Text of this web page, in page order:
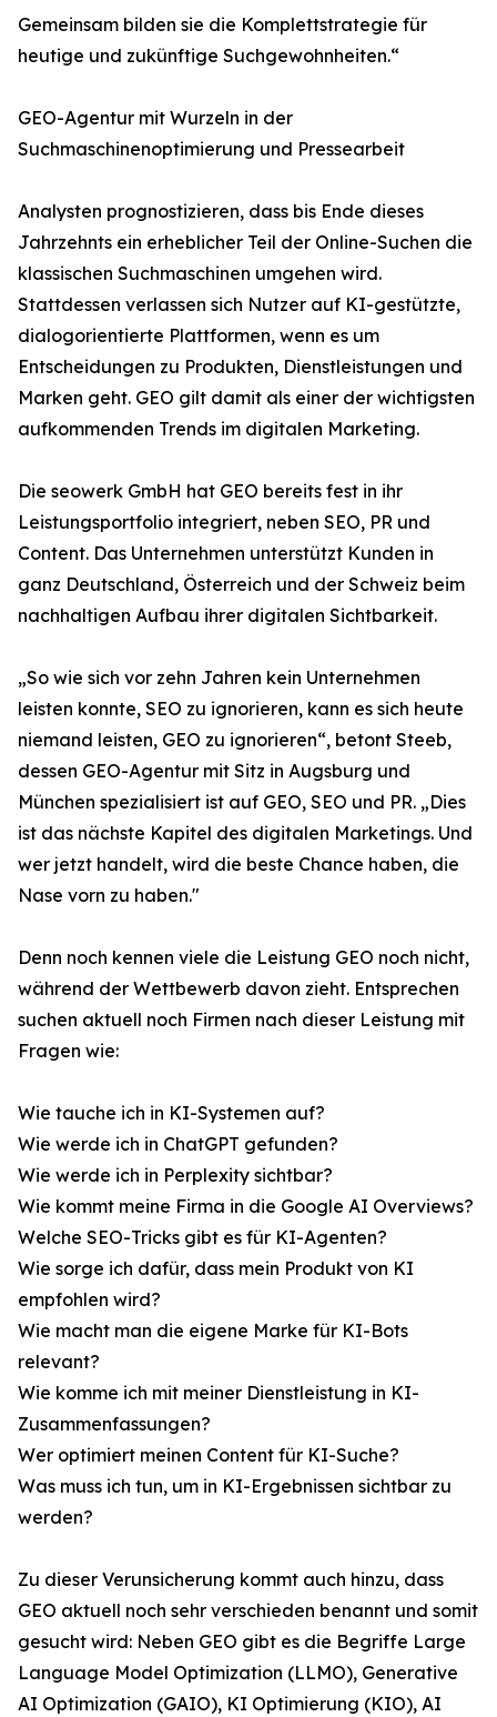
Gemeinsam bilden sie die Komplettstrategie für
heutige und zukünftige Suchgewohnheiten.“
GEO-Agentur mit Wurzeln in der
Suchmaschinenoptimierung und Pressearbeit
Analysten prognostizieren, dass bis Ende dieses
Jahrzehnts ein erheblicher Teil der Online-Suchen die
klassischen Suchmaschinen umgehen wird.
Stattdessen verlassen sich Nutzer auf KI-gestützte,
dialogorientierte Plattformen, wenn es um
Entscheidungen zu Produkten, Dienstleistungen und
Marken geht. GEO gilt damit als einer der wichtigsten
aufkommenden Trends im digitalen Marketing.
Die seowerk GmbH hat GEO bereits fest in ihr
Leistungsportfolio integriert, neben SEO, PR und
Content. Das Unternehmen unterstützt Kunden in
ganz Deutschland, Österreich und der Schweiz beim
nachhaltigen Aufbau ihrer digitalen Sichtbarkeit.
„So wie sich vor zehn Jahren kein Unternehmen
leisten konnte, SEO zu ignorieren, kann es sich heute
niemand leisten, GEO zu ignorieren“, betont Steeb,
dessen GEO-Agentur mit Sitz in Augsburg und
München spezialisiert ist auf GEO, SEO und PR. „Dies
ist das nächste Kapitel des digitalen Marketings. Und
wer jetzt handelt, wird die beste Chance haben, die
Nase vorn zu haben."
Denn noch kennen viele die Leistung GEO noch nicht,
während der Wettbewerb davon zieht. Entsprechen
suchen aktuell noch Firmen nach dieser Leistung mit
Fragen wie:
Wie tauche ich in KI-Systemen auf?
Wie werde ich in ChatGPT gefunden?
Wie werde ich in Perplexity sichtbar?
Wie kommt meine Firma in die Google AI Overviews?
Welche SEO-Tricks gibt es für KI-Agenten?
Wie sorge ich dafür, dass mein Produkt von KI
empfohlen wird?
Wie macht man die eigene Marke für KI-Bots
relevant?
Wie komme ich mit meiner Dienstleistung in KI-
Zusammenfassungen?
Wer optimiert meinen Content für KI-Suche?
Was muss ich tun, um in KI-Ergebnissen sichtbar zu
werden?
Zu dieser Verunsicherung kommt auch hinzu, dass
GEO aktuell noch sehr verschieden benannt und somit
gesucht wird: Neben GEO gibt es die Begriffe Large
Language Model Optimization (LLMO), Generative
AI Optimization (GAIO), KI Optimierung (KIO), AI